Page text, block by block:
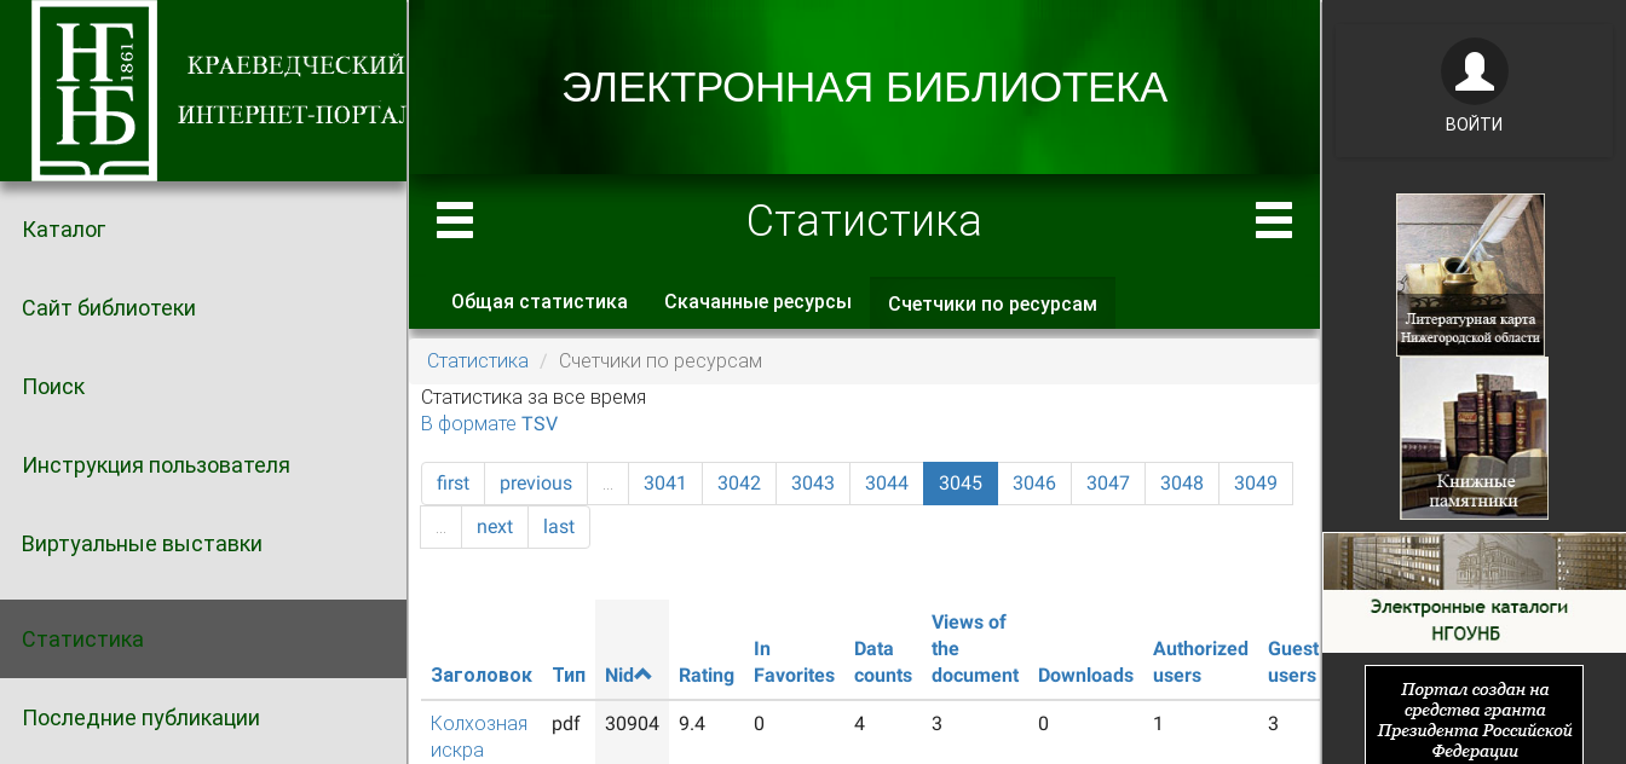
Каталог
Сайт библиотеки
Поиск
Инструкция пользователя
Виртуальные выставки
Статистика
Последние публикации
Статистика
Главные вкладки
Общая статистика Скачанные ресурсы Счетчики по ресурсам
вкладка)
Статистика
Счетчики по ресурсам
Статистика за все время
В формате TSV
first previous … 3041 3042 3043 3044 3045 3046 3047 3048
3049
…
next last
Заголовок Тип Nid Rating
In
Favorites
Data
counts
Views of
the
document
Downloads
Authorized
users
Guest
users
Колхозная
искра
pdf 30904 9.4 0 4 3 0 1 3
ВОЙТИ